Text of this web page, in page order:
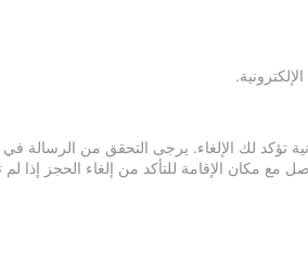
تؤكد لك الإلغاء. يرجى التحقق من الرسالة